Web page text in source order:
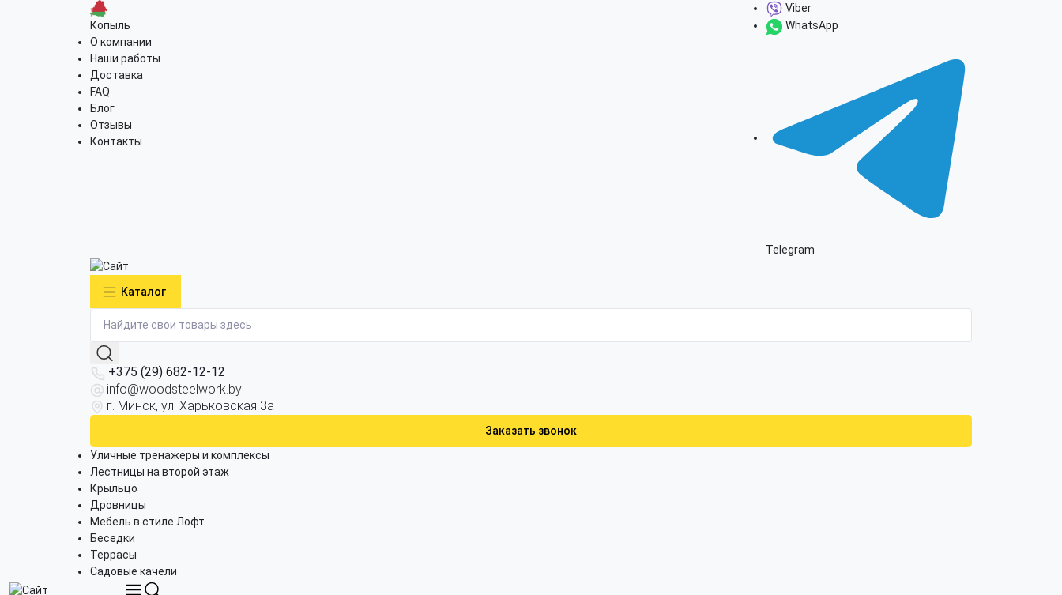
Копыль
О компании
Наши работы
Доставка
FAQ
Блог
Отзывы
Контакты
Viber
WhatsApp
Telegram
Каталог
+375 (29) 682-12-12
info@woodsteelwork.by
г. Минск, ул. Харьковская 3а
Заказать звонок
Уличные тренажеры и комплексы
Лестницы на второй этаж
Крыльцо
Дровницы
Мебель в стиле Лофт
Беседки
Террасы
Садовые качели